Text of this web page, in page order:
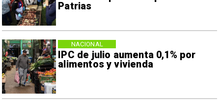
Patrias
IPC de julio aumenta 0,1% por
alimentos y vivienda
NACIONAL